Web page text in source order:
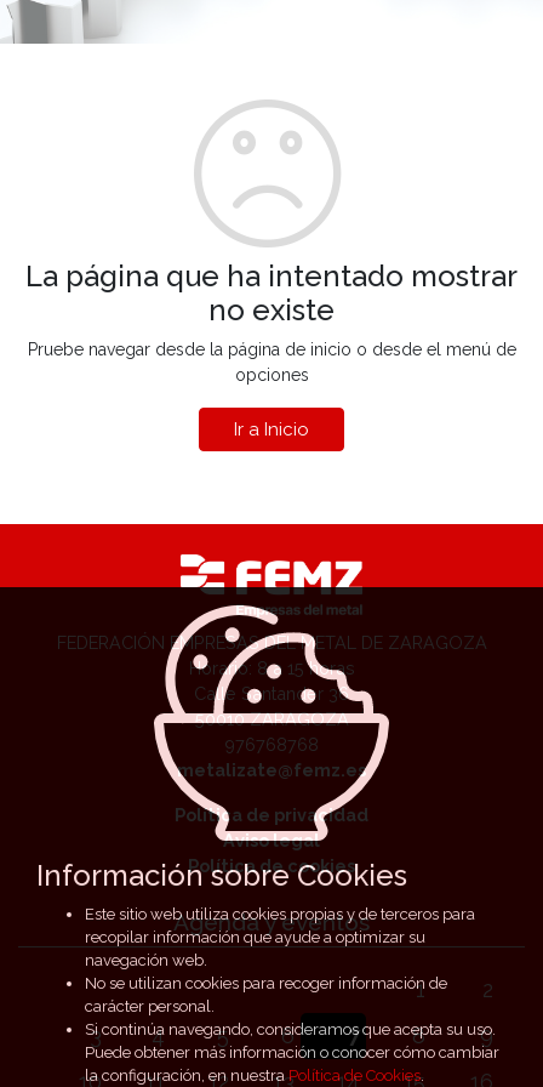
La página que ha intentado mostrar
no existe
Pruebe navegar desde la página de inicio o desde el menú de
opciones
Ir a Inicio
FEDERACIÓN EMPRESAS DEL METAL DE ZARAGOZA
Horario: 8 a 15 horas
Calle Santander 36
50010 ZARAGOZA
976768768
metalizate@femz.es
Política de privacidad
Aviso legal
Política de cookies
Agenda y eventos
1
2
3
4 5 6 7 8
9
Información sobre Cookies
Este sitio web utiliza cookies propias y de terceros para
recopilar información que ayude a optimizar su
navegación web.
No se utilizan cookies para recoger información de
carácter personal.
Si continúa navegando, consideramos que acepta su uso.
Puede obtener más información o conocer cómo cambiar
la configuración, en nuestraPolítica de Cookies.